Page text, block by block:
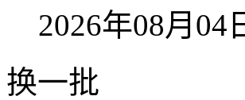
2026年08月04
换一批